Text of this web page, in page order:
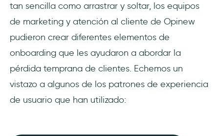
tan sencilla como arrastrar y soltar, los equipos
de marketing y atención al cliente de Opinew
pudieron crear diferentes elementos de
onboarding que les ayudaron a abordar la
pérdida temprana de clientes. Echemos un
vistazo a algunos de los patrones de experiencia
de usuario que han utilizado: